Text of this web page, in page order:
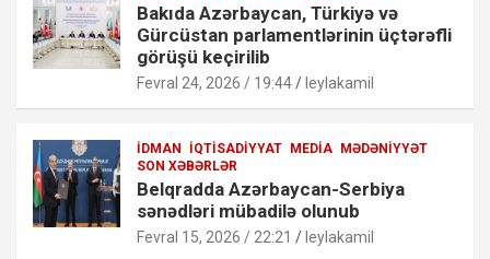
Bakıda Azərbaycan, Türkiyə və
Gürcüstan parlamentlərinin üçtərəfli
görüşü keçirilib
Fevral 24, 2026 / 19:44 leylakamil
İDMAN İQTISADIYYAT MEDIA MƏDƏNIYYƏT
SON XƏBƏRLƏR
Belqradda Azərbaycan-Serbiya
sənədləri mübadilə olunub
Fevral 15, 2026 / 22:21 leylakamil